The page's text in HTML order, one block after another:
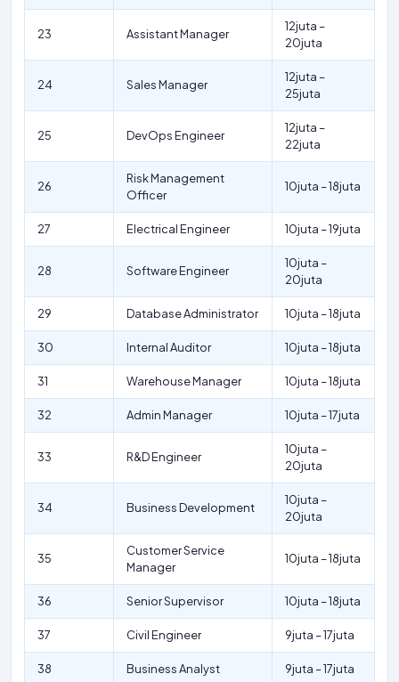
23 Assistant Manager
12juta –
20juta
24 Sales Manager
12juta –
25juta
25 DevOps Engineer
12juta –
22juta
26
Risk Management
Officer
10juta – 18juta
27 Electrical Engineer 10juta – 19juta
28 Software Engineer
10juta –
20juta
29 Database Administrator 10juta – 18juta
30 Internal Auditor 10juta – 18juta
31 Warehouse Manager 10juta – 18juta
32 Admin Manager 10juta – 17juta
33 R&D Engineer
10juta –
20juta
34 Business Development
10juta –
20juta
35
Customer Service
Manager
10juta – 18juta
36 Senior Supervisor 10juta – 18juta
37 Civil Engineer 9juta – 17juta
38 Business Analyst 9juta – 17juta